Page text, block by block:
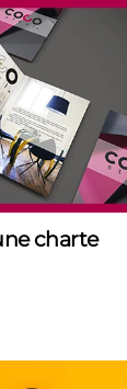
charte